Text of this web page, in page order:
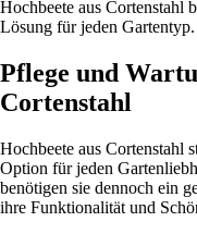
Hochbeete aus Cortenstahl
Lösung für jeden Gartentyp.
Pflege und
Cortenstahl
Hochbeete aus Cortenstahl
Option für jeden
benötigen sie dennoch ein
ihre Funktionalität und